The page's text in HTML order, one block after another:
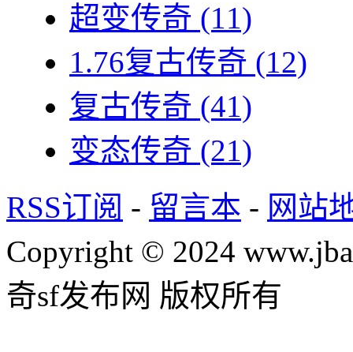
超变传奇 (11)
1.76复古传奇 (12)
复古传奇 (41)
变态传奇 (21)
RSS订阅 - 留言本 - 网站
Copyright © 2024
奇sf发布网 版权所有